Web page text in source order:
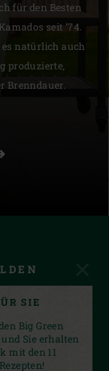
für den Besten
seit ’74.
natürlich auch
produzierte,
Brenndauer.
SIE
Big Green
Sie erhalten
mit den 11